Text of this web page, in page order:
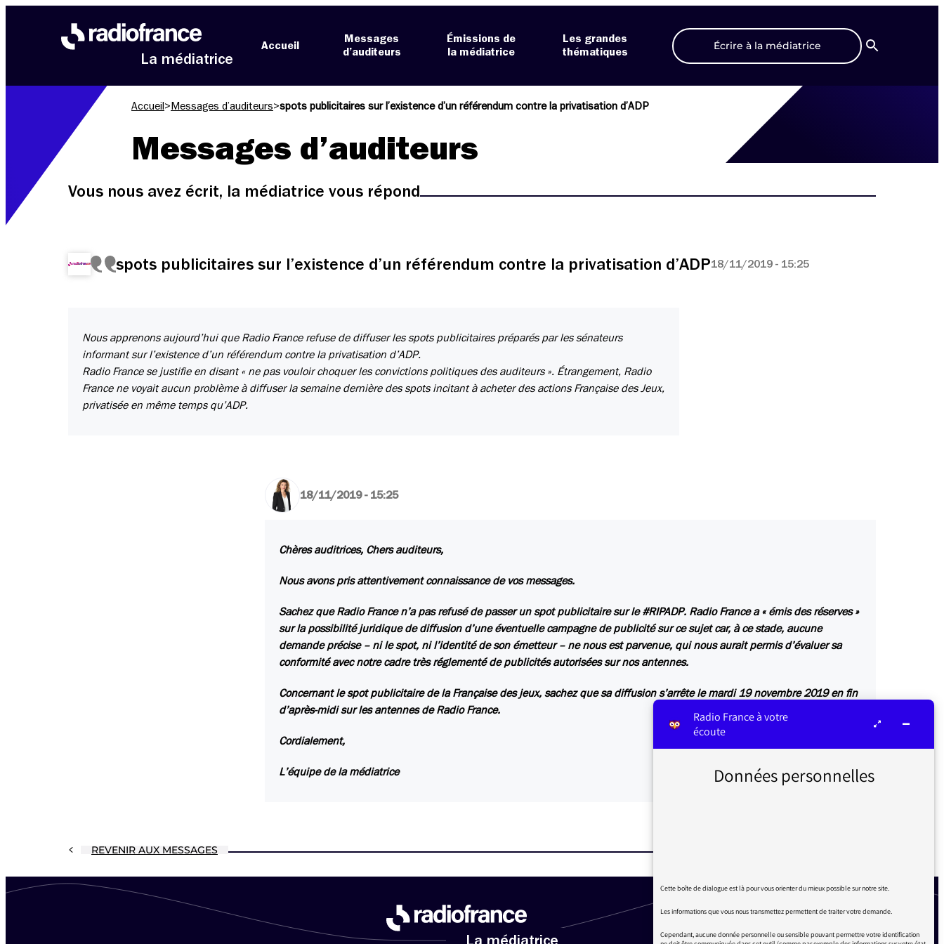
La médiatrice
Accueil
Messages
d’auditeurs
Émissions de
la médiatrice
Les grandes
thématiques
Écrire à la médiatrice
Recherche
Accueil > Messages d’auditeurs>spots publicitaires sur l’existence d’un référendum contre la privatisation d’ADP
Messages d’auditeurs
Vous nous avez écrit, la médiatrice vous répond
spots publicitaires sur l’existence d’un référendum contre la privatisation d’ADP18/11/2019 - 15:25
Nous apprenons aujourd’hui que Radio France refuse de diffuser les spots publicitaires préparés par les sénateurs
informant sur l’existence d’un référendum contre la privatisation d’ADP.
Radio France se justifie en disant « ne pas vouloir choquer les convictions politiques des auditeurs ». Étrangement, Radio
France ne voyait aucun problème à diffuser la semaine dernière des spots incitant à acheter des actions Française des Jeux,
privatisée en même temps qu’ADP.
18/11/2019 - 15:25
Chères auditrices, Chers auditeurs,
Nous avons pris attentivement connaissance de vos messages.
Sachez que Radio France n’a pas refusé de passer un spot publicitaire sur le #RIPADP. Radio France a « émis des réserves »
sur la possibilité juridique de diffusion d’une éventuelle campagne de publicité sur ce sujet car, à ce stade, aucune
demande précise – ni le spot, ni l’identité de son émetteur – ne nous est parvenue, qui nous aurait permis d’évaluer sa
conformité avec notre cadre très réglementé de publicités autorisées sur nos antennes.
Concernant le spot publicitaire de la Française des jeux, sachez que sa diffusion s’arrête le mardi 19 novembre 2019 en fin
d’après-midi sur les antennes de Radio France.
Cordialement,
L’équipe de la médiatrice
REVENIR AUX MESSAGES
La médiatrice
Radio France à votre
écoute
Données personnelles
Cette boîte de dialogue est là pour vous orienter du mieux possible sur notre site.
Les informations que vous nous transmettez permettent de traiter votre demande.
Cependant, aucune donnée personnelle ou sensible pouvant permettre votre identification